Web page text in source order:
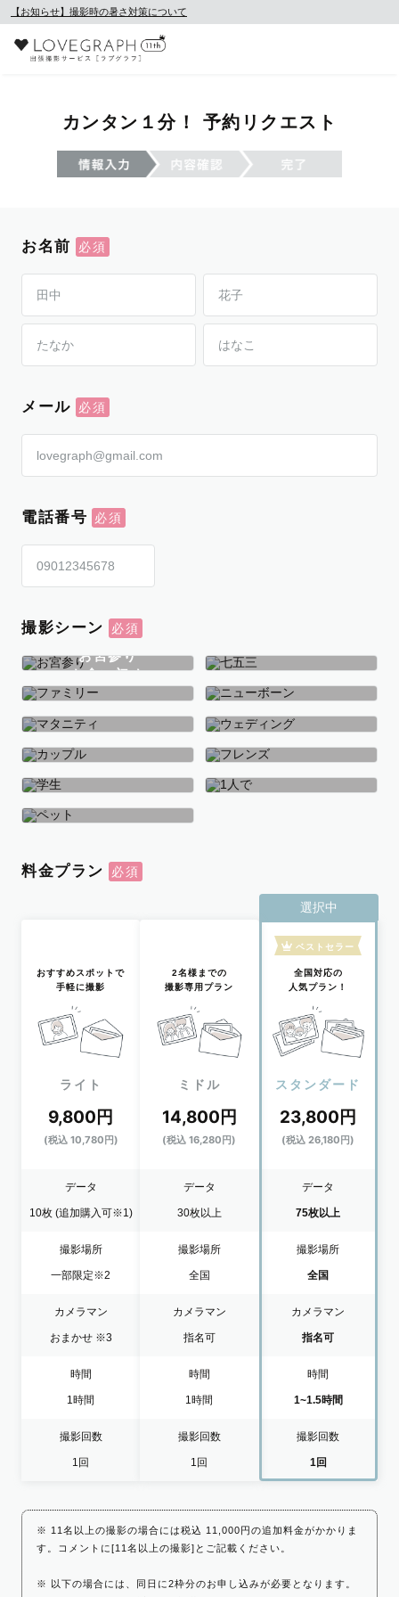
【お知らせ】撮影時の暑さ対策について
カンタン１分！ 予約リクエスト
お名前
メール
電話番号
撮影シーン
お宮参り
お食い初め
七五三
ファミリー ニューボーン
マタニティ ウェディング
カップル フレンズ
学生
料金プラン
おすすめスポットで
手軽に撮影
ライト
9,800円
(税込 10,780円)
データ
10枚 (追加購入可※1)
撮影場所
一部限定※2
カメラマン
おまかせ ※3
時間
1時間
撮影回数
1回
2名様までの
撮影専用プラン
ミドル
14,800円
(税込 16,280円)
データ
30枚以上
撮影場所
全国
カメラマン
指名可
時間
1時間
撮影回数
1回
選択中
ベストセラー
全国対応の
人気プラン！
スタンダード
23,800円
(税込 26,180円)
データ
75枚以上
撮影場所
全国
カメラマン
指名可
時間
1~1.5時間
撮影回数
1回
※ 11名以上の撮影の場合には税込 11,000円の追加料金がかかりま
す。コメントに[11名以上の撮影]とご記載ください。
※ 以下の場合には、同日に2枠分のお申し込みが必要となります。